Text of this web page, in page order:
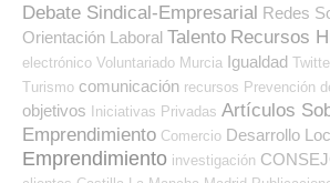
Debate Sindical-Empresarial Redes
Orientación Laboral Talento Recursos
electrónico Voluntariado Murcia Igualdad
Turismo comunicación recursos Prevención
objetivos Iniciativas Privadas Artículos
Emprendimiento Comercio Desarrollo
Emprendimiento investigación